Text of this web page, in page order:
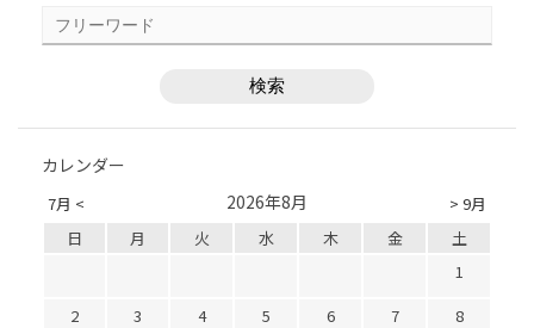
カレンダー
7月 < > 9月
2026年8月
日 月 火 水 木 金
土
1
2
3 4 5 6 7
8